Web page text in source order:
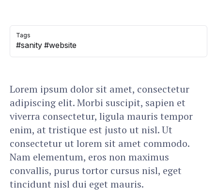
Tags
#sanity #website
Lorem ipsum dolor sit amet, consectetur
adipiscing elit. Morbi suscipit, sapien et
viverra consectetur, ligula mauris tempor
enim, at tristique est justo ut nisl. Ut
consectetur ut lorem sit amet commodo.
Nam elementum, eros non maximus
convallis, purus tortor cursus nisl, eget
tincidunt nisl dui eget mauris.